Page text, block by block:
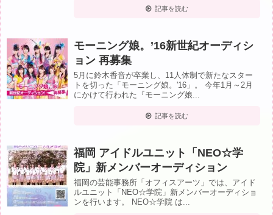
記事を読む
モーニング娘。’16新世紀オーディシ
ョン 再募集
5月に鈴木香音が卒業し、11人体制で新たなスター
トを切った「モーニング娘。'16」。 今年1月～2月
にかけて行われた『モーニング娘...
記事を読む
福岡 アイドルユニット「NEO☆学
院」新メンバーオーディション
福岡の芸能事務所「オフィスアーツ」では、アイド
ルユニット「NEO☆学院」新メンバーオーディショ
ンを行います。 NEO☆学院 は...